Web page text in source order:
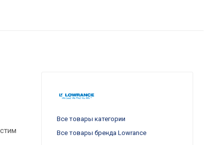
Все товары категории
Все товары бренда Lowrance